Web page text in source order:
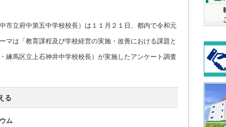
立府中第五中学校校長）は１１月２１日、都内で令和元
マは「教育課程及び学校経営の実施・改善における課題と
練馬区立上石神井中学校校長）が実施したアンケート調査
る
ム